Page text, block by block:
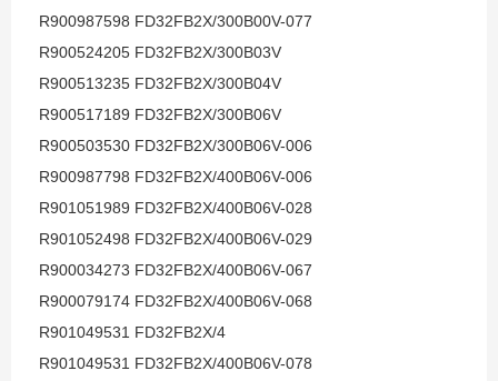
R900987598 FD32FB2X/300B00V-077
R900524205 FD32FB2X/300B03V
R900513235 FD32FB2X/300B04V
R900517189 FD32FB2X/300B06V
R900503530 FD32FB2X/300B06V-006
R900987798 FD32FB2X/400B06V-006
R901051989 FD32FB2X/400B06V-028
R901052498 FD32FB2X/400B06V-029
R900034273 FD32FB2X/400B06V-067
R900079174 FD32FB2X/400B06V-068
R901049531 FD32FB2X/4
R901049531 FD32FB2X/400B06V-078